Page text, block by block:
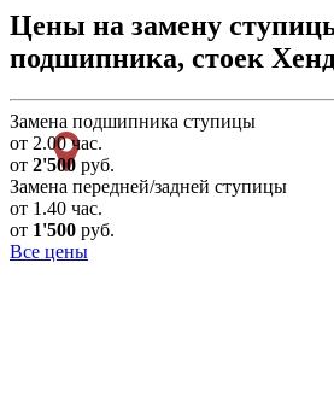
Цены на замену
подшипника, стоек
Замена подшипника ступицы
от 2.00 час.
от 2'500 руб.
Замена передней/задней ступицы
от 1.40 час.
от 1'500 руб.
Все цены